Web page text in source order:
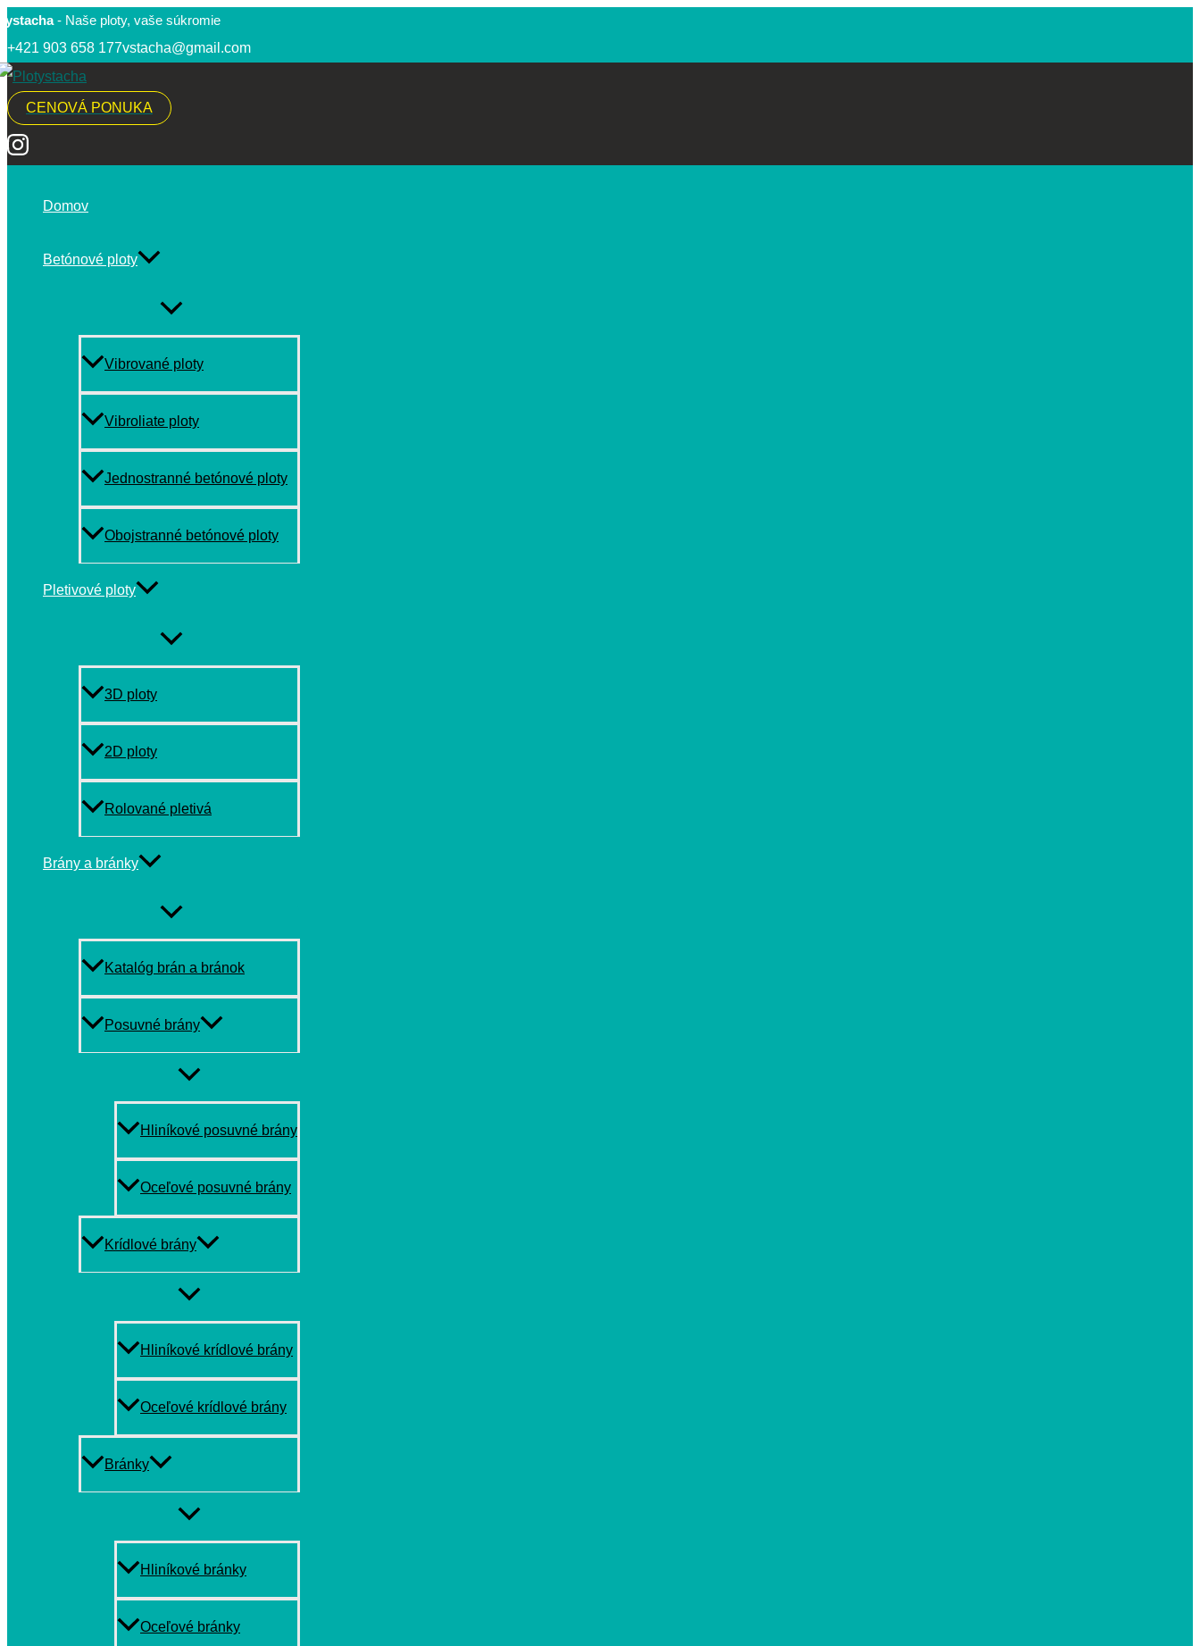
Preskočiť
na
obsah
- Naše ploty, vaše súkromie
+421 903 658 177vstacha@gmail.com
CENOVÁ PONUKA
Domov
Betónové ploty
MENU
TOGGLE
Vibrované ploty
Vibroliate ploty
Jednostranné betónové ploty
Obojstranné betónové ploty
Pletivové ploty
MENU
TOGGLE
3D ploty
2D ploty
Rolované pletivá
Brány a bránky
MENU
TOGGLE
Katalóg brán a bránok
Posuvné brány
MENU
TOGGLE
Hliníkové posuvné brány
Oceľové posuvné brány
Krídlové brány
MENU
TOGGLE
Hliníkové krídlové brány
Oceľové krídlové brány
Bránky
MENU
TOGGLE
Hliníkové bránky
Oceľové bránky